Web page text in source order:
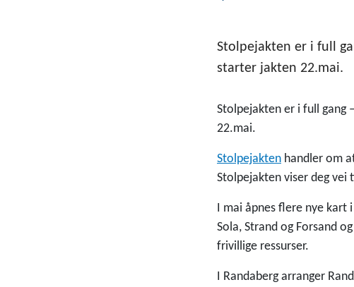
Stolpejakten er i full
starter jakten 22.mai.
Stolpejakten er i full gang
22.mai.
Stolpejakten handler om
Stolpejakten viser deg vei
I mai åpnes flere nye kart
Sola, Strand og Forsand
frivillige ressurser.
I Randaberg arranger